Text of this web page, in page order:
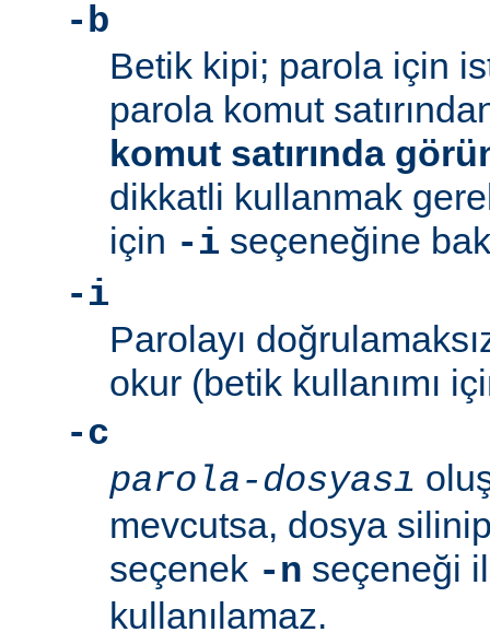
-b
Betik kipi; parola için
parola komut
komut satırında
dikkatli kullanmak
için -i seçeneğine
-i
Parolayı
okur (betik kullanımı
-c
parola-dosyası
mevcutsa, dosya
seçenek -n seçeneği
kullanılamaz.